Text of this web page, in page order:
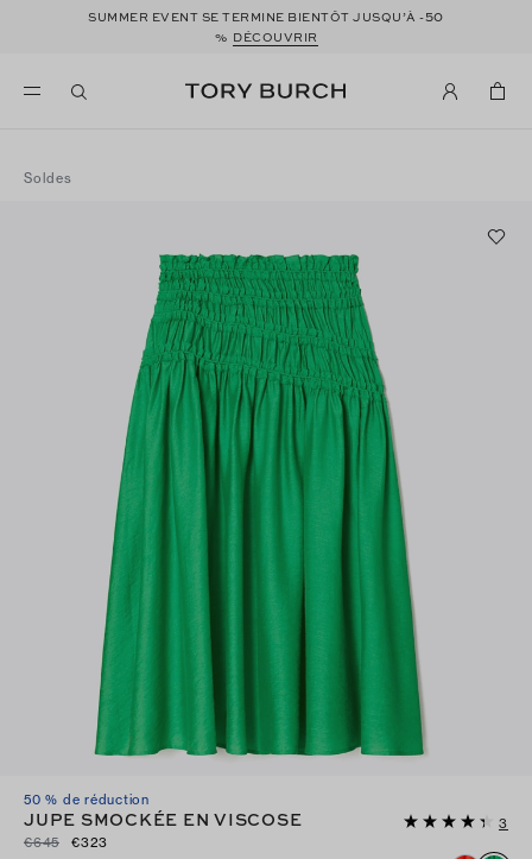
SUMMER EVENT SE TERMINE BIENTÔT JUSQU’À -50
% DÉCOUVRIR
Soldes
50 % de réduction
JUPE SMOCKÉE EN VISCOSE
3
€645
€323